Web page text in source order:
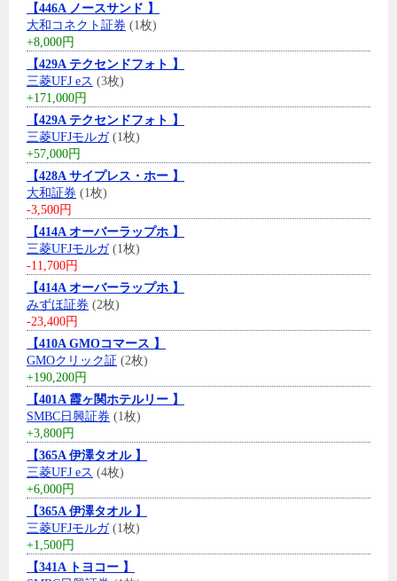
【446A ノースサンド 】
大和コネクト証券 (1枚)
+8,000円
【429A テクセンドフォト 】
三菱UFJ eス (3枚)
+171,000円
【429A テクセンドフォト 】
三菱UFJモルガ(1枚)
+57,000円
【428A サイプレス・ホー 】
大和証券 (1枚)
-3,500円
【414A オーバーラップホ 】
三菱UFJモルガ(1枚)
-11,700円
【414A オーバーラップホ 】
みずほ証券 (2枚)
-23,400円
【410A GMOコマース 】
GMOクリック証 (2枚)
+190,200円
【401A 霞ヶ関ホテルリー 】
SMBC日興証券 (1枚)
+3,800円
【365A 伊澤タオル 】
三菱UFJ eス (4枚)
+6,000円
【365A 伊澤タオル 】
三菱UFJモルガ(1枚)
+1,500円
【341A トヨコー 】